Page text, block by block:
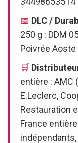
📅 DLC /
250 g : DDM
Poivrée
🛒
entière : AMC
E.Leclerc,
Restauration
France